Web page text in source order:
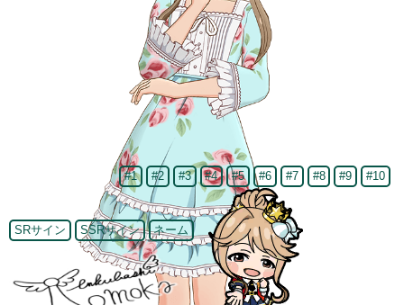
#1 #2 #3 #4 #5 #6 #7 #8 #9 #10
SRサイン SSRサイン ネーム